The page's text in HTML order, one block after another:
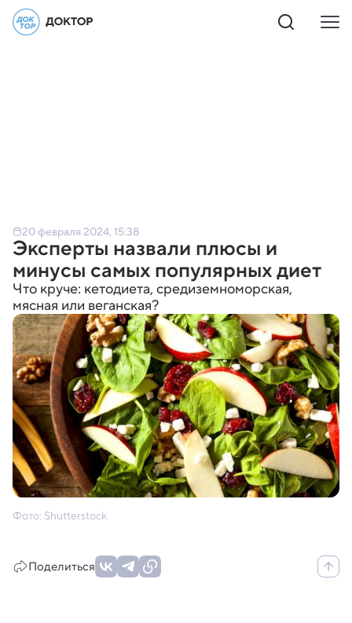
20 февраля 2024, 15:38
Эксперты назвали плюсы и
минусы самых популярных диет
Что круче: кетодиета, средиземноморская,
мясная или веганская?
Фото: Shutterstock
Поделиться